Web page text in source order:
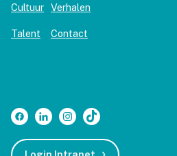
Cultuur
Talent
Verhalen
Contact